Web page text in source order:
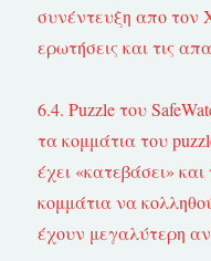
συνέντευξη απο τον
ερωτήσεις και τις
6.4. Puzzle του
τα κομμάτια του
έχει «κατεβάσει»
κομμάτια να
έχουν μεγαλύτερη